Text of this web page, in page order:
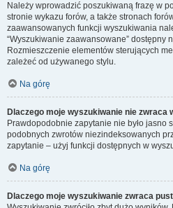
Należy wprowadzić poszukiwaną frazę w
stronie wykazu forów, a także stronach
zaawansowanych funkcji wyszukiwania
“Wyszukiwanie zaawansowane” dostępny
Rozmieszczenie elementów sterujących
zależeć od używanego stylu.
Na górę
Dlaczego moje wyszukiwanie nie zwraca
Prawdopodobnie zapytanie nie było jasno
podobnych zwrotów niezindeksowanych
zapytanie – użyj funkcji dostępnych w
Na górę
Dlaczego moje wyszukiwanie zwraca